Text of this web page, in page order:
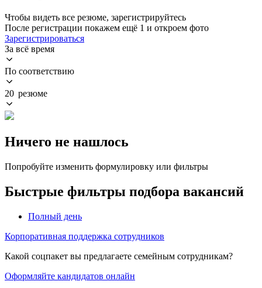
Чтобы видеть все резюме, зарегистрируйтесь
После регистрации покажем ещё 1 и откроем фото
Зарегистрироваться
За всё время
По соответствию
20 резюме
Ничего не нашлось
Попробуйте изменить формулировку или фильтры
Быстрые фильтры подбора вакансий
Полный день
Корпоративная поддержка сотрудников
Какой соцпакет вы предлагаете семейным сотрудникам?
Оформляйте кандидатов онлайн